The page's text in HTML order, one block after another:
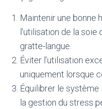
Maintenir une bonne
l’utilisation de la
gratte-langue.
Éviter l’utilisation
uniquement lorsque
Équilibrer le
la gestion du stress